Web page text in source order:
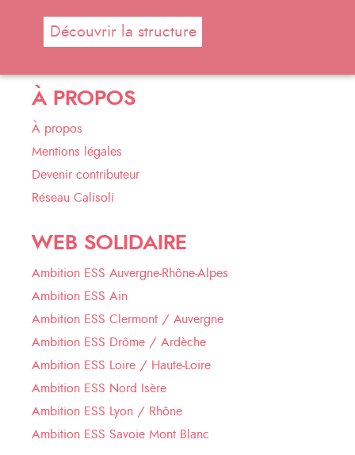
Découvrir la structure
À PROPOS
À propos
Mentions légales
Devenir contributeur
Réseau Calisoli
WEB SOLIDAIRE
Ambition ESS Auvergne-Rhône-Alpes
Ambition ESS Ain
Ambition ESS Clermont / Auvergne
Ambition ESS Drôme / Ardèche
Ambition ESS Loire / Haute-Loire
Ambition ESS Nord Isère
Ambition ESS Lyon / Rhône
Ambition ESS Savoie Mont Blanc